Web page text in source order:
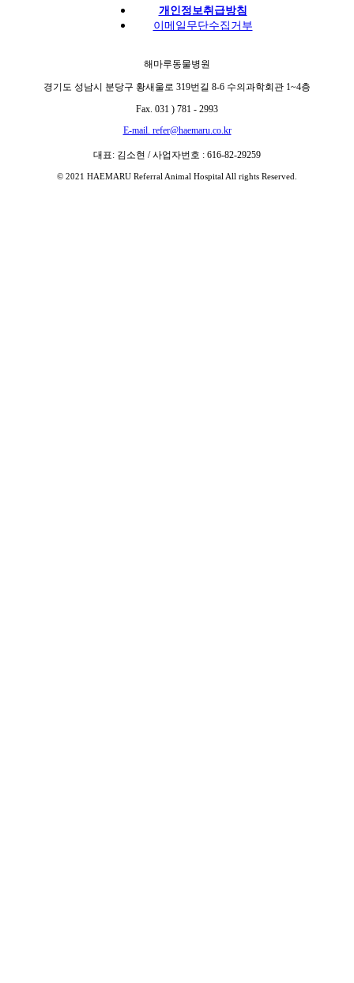
개인정보취급방침
이메일무단수집거부
해마루동물병원
경기도 성남시 분당구 황새울로 319번길 8-6 수의과학회관 1~4층
Fax. 031 ) 781 - 2993
E-mail. refer@haemaru.co.kr
대표: 김소현 / 사업자번호 : 616-82-29259
© 2021 HAEMARU Referral Animal Hospital All rights Reserved.